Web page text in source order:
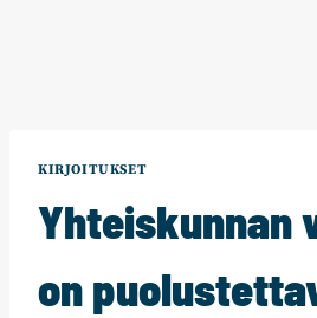
KIRJOITUKSET
Yhteiskunnan
on